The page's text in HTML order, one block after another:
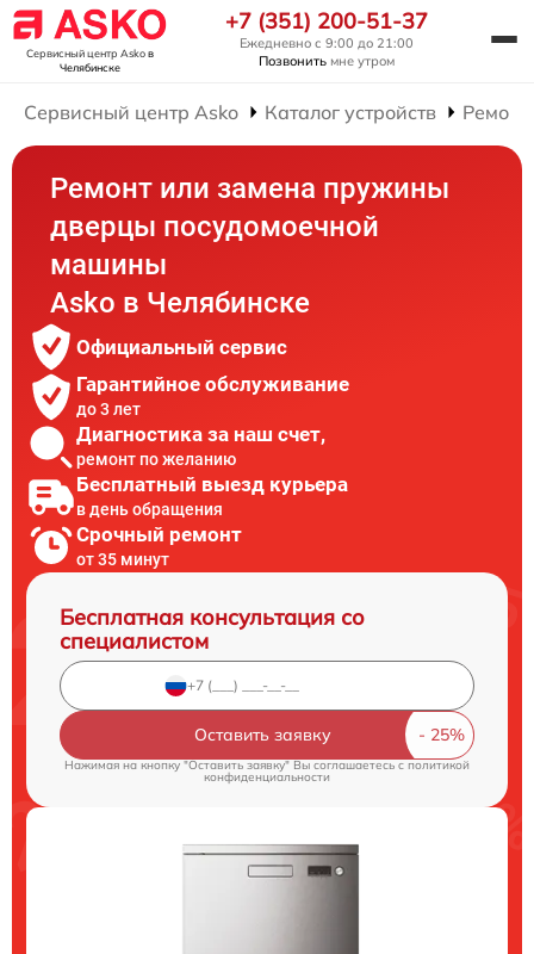
Сервисный центр Askoв
Челябинске
+7 (351) 200-51-37
Ежедневно с 9:00 до 21:00
Позвонить мне утром
Сервисный центр Asko Каталог устройств
Ремонт или замена пружины
дверцы посудомоечной
машины
Asko в Челябинске
Официальный сервис
Гарантийное обслуживание
до 3 лет
Диагностика за наш счет,
ремонт по желанию
Бесплатный выезд курьера
в день обращения
Срочный ремонт
от 35 минут
Бесплатная консультация со
специалистом
Оставить заявку
Нажимая на кнопку "Оставить заявку" Вы соглашаетесь cполитикой
конфиденциальности